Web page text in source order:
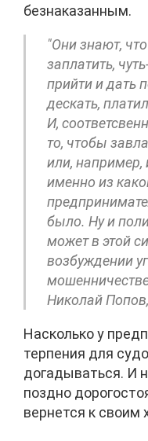
безнаказанным.
"Они знают,
заплатить,
прийти и дать
дескать,
И,
то, чтобы
или, например,
именно из
было. Ну и
может в этой
возбуждении
Николай
Насколько у
терпения для
догадываться. И
поздно
вернется к своим